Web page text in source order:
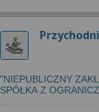
"NIEPUBLICZNY
SPÓŁKA Z